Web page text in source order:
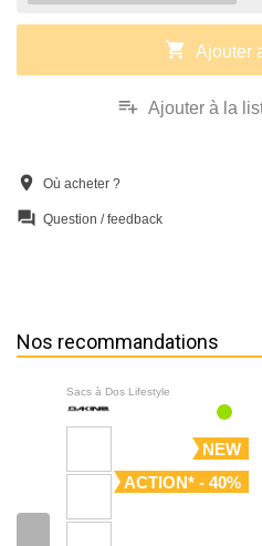
shopping_cart Ajouter
playlist_add Ajouter à la
location_on Où acheter ?
question_answer Question / feedback
Nos recommandations
Sacs à Dos Lifestyle
NEW
ACTION* - 40%